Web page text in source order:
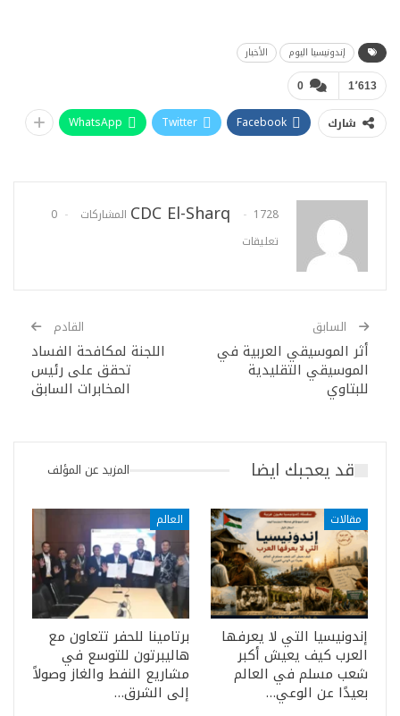
إندونيسيا اليوم الأخبار
0 1٬613
شارك Facebook
Twitter
WhatsApp
CDC El-Sharq 1728 المشاركات
0
تعليقات
السابق
أثر الموسيقي العربية في
الموسيقي التقليدية
للبتاوي
القادم
اللجنة لمكافحة الفساد
تحقق على رئيس
المخابرات السابق
قد يعجبك ايضا المزيد عن المؤلف
مقالات
إندونيسيا التي لا يعرفها
العرب كيف يعيش أكبر
شعب مسلم في العالم
بعيدًا عن الوعي…
العالم
برتامينا للحفر تتعاون مع
هاليبرتون للتوسع في
مشاريع النفط والغاز وصولاً
إلى الشرق…